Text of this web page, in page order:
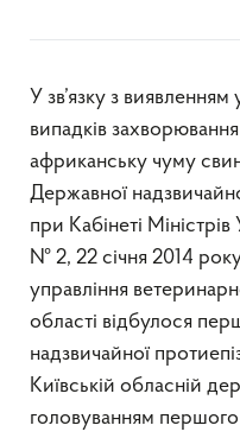
У зв’язку з виявленням
випадків
африканську чуму
Державної
при Кабінеті
№ 2, 22 січня 2014
управління
області відбулося
надзвичайної
Київській обласній
головуванням